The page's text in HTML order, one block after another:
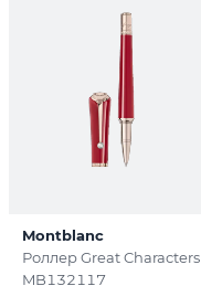
Montblanc
Роллер Great Characters
MB132117